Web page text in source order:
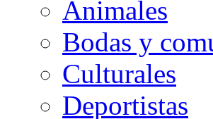
Animales
Bodas y
Culturales
Deportistas